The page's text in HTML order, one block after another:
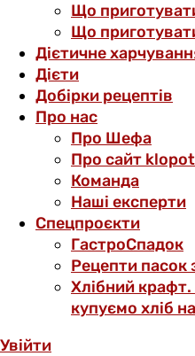
Що
Що
Дієтичне
Дієти
Добірки рецептів
Про нас
Про Шефа
Про сайт
Команда
Наші експерти
Спецпроєкти
ГастроСпадок
Рецепти пасок
Хлібний
купуємо хліб
Увійти